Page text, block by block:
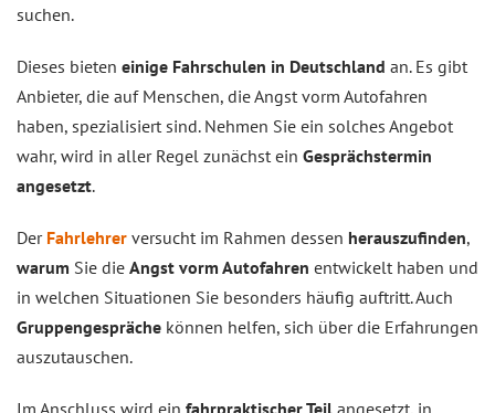
suchen.
Dieses bieten einige Fahrschulen in Deutschland an. Es gibt
Anbieter, die auf Menschen, die Angst vorm Autofahren
haben, spezialisiert sind. Nehmen Sie ein solches Angebot
wahr, wird in aller Regel zunächst ein Gesprächstermin
angesetzt.
Der Fahrlehrer versucht im Rahmen dessen herauszufinden,
warum Sie die Angst vorm Autofahren entwickelt haben und
in welchen Situationen Sie besonders häufig auftritt. Auch
Gruppengespräche können helfen, sich über die Erfahrungen
auszutauschen.
Im Anschluss wird ein fahrpraktischer Teil angesetzt, in